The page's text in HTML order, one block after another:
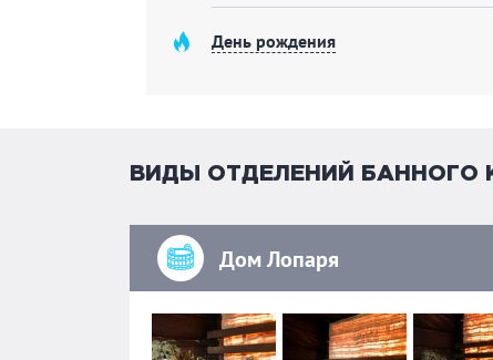
День рождения
ВИДЫ ОТДЕЛЕНИЙ БАННОГО
Дом Лопаря